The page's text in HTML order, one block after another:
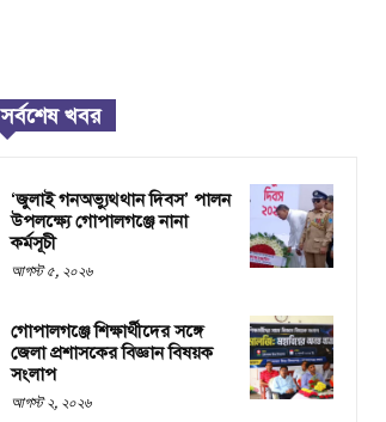
সর্বশেষ খবর
‘জুলাই গনঅভ্যুথ্থান দিবস’ পালন
উপলক্ষ্যে গোপালগঞ্জে নানা
কর্মসূচী
আগস্ট ৫, ২০২৬
গোপালগঞ্জে শিক্ষার্থীদের সঙ্গে
জেলা প্রশাসকের বিজ্ঞান বিষয়ক
সংলাপ
আগস্ট ২, ২০২৬